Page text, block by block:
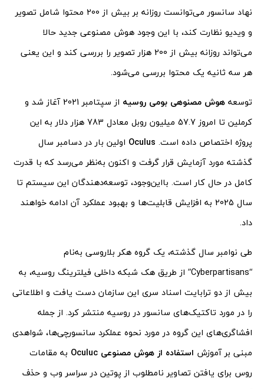
نهاد سانسور می‌توانست روزانه بر بیش از 200 محتوا شامل تصویر
و ویدیو نظارت کند، با این وجود هوش مصنوعی جدید حالا
می‌تواند روزانه بیش از 200 هزار تصویر را بررسی کند و این یعنی
هر سه ثانیه یک محتوا بررسی می‌شود.
توسعه هوش مصنوهی بومی روسیه
از سپتامبر 2021 آغاز شد و
کرملین تا امروز 57.7 میلیون روبل معادل 783 هزار دلار به این
پروژه اختصاص داده است. Oculus اولین بار در دسامبر سال
گذشته مورد آزمایش قرار گرفت و اکنون به‌نظر می‌رسد که با قدرت
کامل در حال کار است. بااین‌وجود، توسعه‌دهندگان این سیستم تا
سال 2025 به افزایش قابلیت‌ها و بهبود عملکرد آن ادامه خواهند
داد.
طی نوامبر سال گذشته، یک گروه هکر بلاروسی به‌نام
“Cyberpartisans” از طریق هک شبکه داخلی فیلترینگ روسیه، به
بیش از دو ترابایت اسناد سری این سازمان دست یافت و اطلاعاتی
را در مورد تاکتیک‌های سانسور در روسیه منتشر کرد. از جمله
افشاگری‌های این گروه در مورد نحوه عملکرد سانسورچی‌ها، شواهدی
مبنی بر آموزش استفاده از هوش مصنوعی Oculuc
به مقامات
روس برای یافتن تصاویر نامطلوب از پوتین در سراسر وب و حذف